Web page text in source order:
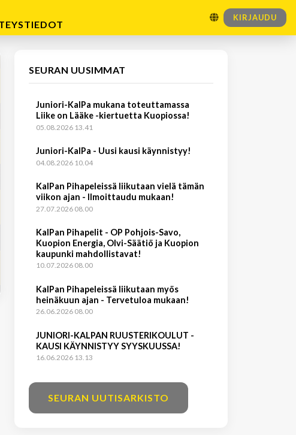
KIRJAUDU
SEURAN UUSIMMAT
Juniori-KalPa mukana toteuttamassa
Liike on Lääke -kiertuetta Kuopiossa!
05.08.2026 13.41
Juniori-KalPa - Uusi kausi käynnistyy!
04.08.2026 10.04
KalPan Pihapeleissä liikutaan vielä tämän
viikon ajan - Ilmoittaudu mukaan!
27.07.2026 08.00
KalPan Pihapelit - OP Pohjois-Savo,
Kuopion Energia, Olvi-Säätiö ja Kuopion
kaupunki mahdollistavat!
10.07.2026 08.00
KalPan Pihapeleissä liikutaan myös
heinäkuun ajan - Tervetuloa mukaan!
26.06.2026 08.00
JUNIORI-KALPAN RUUSTERIKOULUT -
KAUSI KÄYNNISTYY SYYSKUUSSA!
16.06.2026 13.13
SEURAN UUTISARKISTO